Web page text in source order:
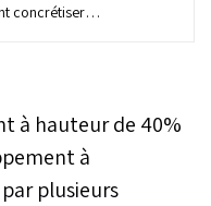
concrétiser
qu’elles
de
déjà établies.
à hauteur de 40%
à
plusieurs